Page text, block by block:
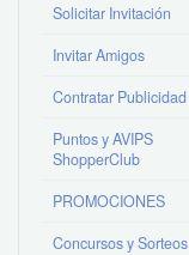
Solicitar Invitación
Invitar Amigos
Contratar Publicidad
Puntos y AVIPS
ShopperClub
PROMOCIONES
Concursos y Sorteos